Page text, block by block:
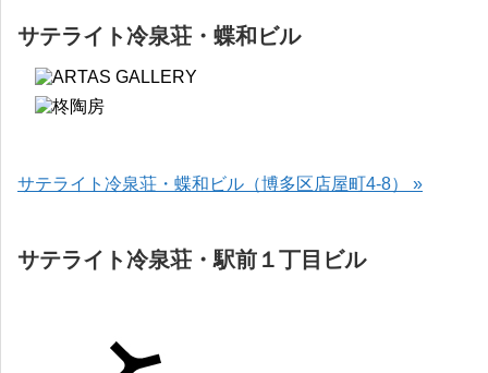
サテライト冷泉荘・蝶和ビル
サテライト冷泉荘・蝶和ビル（博多区店屋町4-8） »
サテライト冷泉荘・駅前１丁目ビル